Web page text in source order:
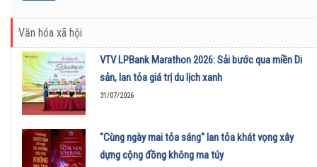
Văn hóa xã hội
VTV LPBank Marathon 2026: Sải bước qua miền Di
sản, lan tỏa giá trị du lịch xanh
31/07/2026
"Cùng ngày mai tỏa sáng" lan tỏa khát vọng xây
dựng cộng đồng không ma túy